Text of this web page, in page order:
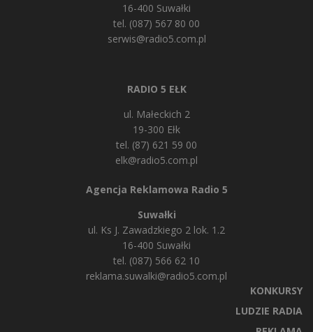
16-400 Suwałki
tel. (087) 567 80 00
serwis@radio5.com.pl
RADIO 5 EŁK
ul. Małeckich 2
19-300 Ełk
tel. (87) 621 59 00
elk@radio5.com.pl
Agencja Reklamowa Radio 5
Suwałki
ul. Ks J. Zawadzkiego 2 lok. 1.2
16-400 Suwałki
tel. (087) 566 62 10
reklama.suwalki@radio5.com.pl
KONKURSY
LUDZIE RADIA